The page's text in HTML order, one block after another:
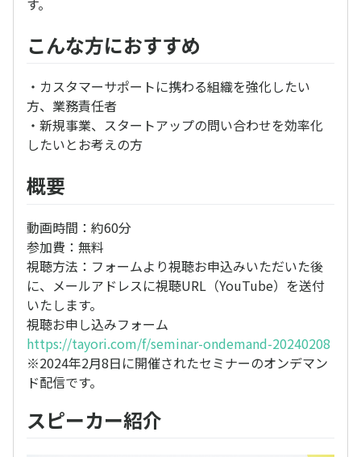
す。
こんな方におすすめ
・カスタマーサポートに携わる組織を強化したい
方、業務責任者
・新規事業、スタートアップの問い合わせを効率化
したいとお考えの方
概要
動画時間：約60分
参加費：無料
視聴方法：フォームより視聴お申込みいただいた後
に、メールアドレスに視聴URL（YouTube）を送付
いたします。
視聴お申し込みフォーム
https://tayori.com/f/seminar-ondemand-20240208
※2024年2月8日に開催されたセミナーのオンデマン
ド配信です。
スピーカー紹介